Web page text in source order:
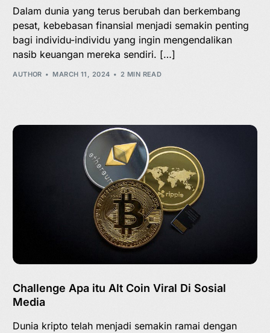
Dalam dunia yang terus berubah dan berkembang
pesat, kebebasan finansial menjadi semakin penting
bagi individu-individu yang ingin mengendalikan
nasib keuangan mereka sendiri. […]
AUTHOR MARCH 11, 2024 2 MIN READ
Challenge Apa itu Alt Coin Viral Di Sosial
Media
Dunia kripto telah menjadi semakin ramai dengan